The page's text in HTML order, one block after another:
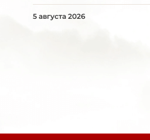
5 августа 2026